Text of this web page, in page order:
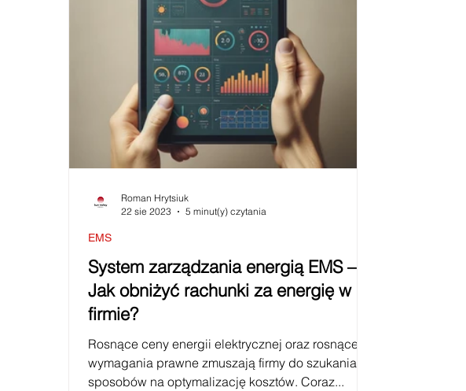
System zarządzania energią EMS –
Jak obniżyć rachunki za energię w
firmie?
Rosnące ceny energii elektrycznej oraz rosnące
wymagania prawne zmuszają firmy do szukania
sposobów na optymalizację kosztów. Coraz...
EMS
Roman Hrytsiuk
22 sie 2023
5 minut(y) czytania